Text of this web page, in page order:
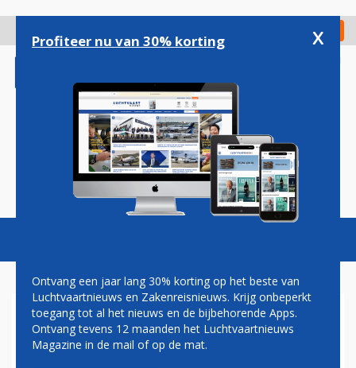
gaan
Check in
Magazine Podcasts Vacatures
FNV STUURT OPEN BRIEF
AAN KLM-TOPMAN
Profiteer nu van 30% korting x
Ontvang een jaar lang 30% korting op het beste van
Luchtvaartnieuws en Zakenreisnieuws. Krijg onbeperkt
toegang tot al het nieuws en de bijbehorende Apps.
Ontvang tevens 12 maanden het Luchtvaartnieuws
Magazine in de mail of op de mat.